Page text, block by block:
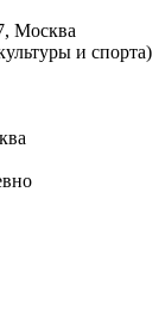
Москва
и спорта)